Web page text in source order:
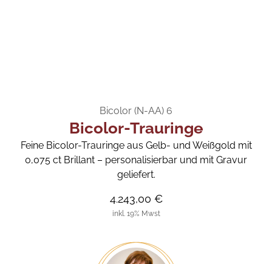
Bicolor (N-AA) 6
Bicolor-Trauringe
Feine Bicolor-Trauringe aus Gelb- und Weißgold mit
0,075 ct Brillant – personalisierbar und mit Gravur
geliefert.
4.243,00 €
inkl. 19% Mwst